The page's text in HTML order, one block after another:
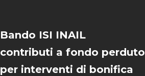
Bando ISI INAIL
contributi a fondo perduto
per interventi di bonifica